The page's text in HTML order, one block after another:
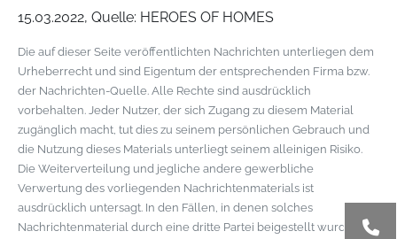
15.03.2022, Quelle: HEROES OF HOMES
Die auf dieser Seite veröffentlichten Nachrichten unterliegen dem
Urheberrecht und sind Eigentum der entsprechenden Firma bzw.
der Nachrichten-Quelle. Alle Rechte sind ausdrücklich
vorbehalten. Jeder Nutzer, der sich Zugang zu diesem Material
zugänglich macht, tut dies zu seinem persönlichen Gebrauch und
die Nutzung dieses Materials unterliegt seinem alleinigen Risiko.
Die Weiterverteilung und jegliche andere gewerbliche
Verwertung des vorliegenden Nachrichtenmaterials ist
ausdrücklich untersagt. In den Fällen, in denen solches
Nachrichtenmaterial durch eine dritte Partei beigestellt wurde,